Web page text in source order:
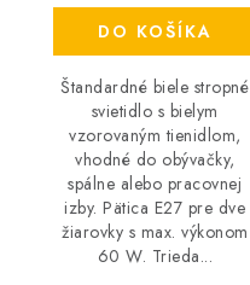
DO KOŠÍKA
Štandardné biele stropné
svietidlo s bielym
vzorovaným tienidlom,
vhodné do obývačky,
spálne alebo pracovnej
izby. Pätica E27 pre dve
žiarovky s max. výkonom
60 W. Trieda...